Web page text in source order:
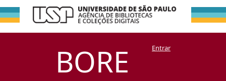
BORE
Filtrar por:
Assunto
DSpace/Manakin + CoriscoEntrar